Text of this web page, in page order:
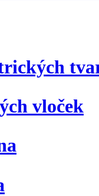
vloček